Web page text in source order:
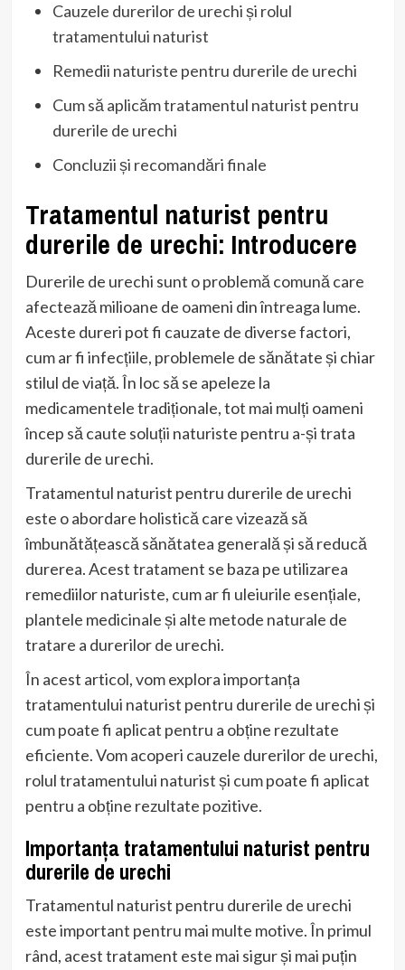
Cauzele durerilor de urechi și rolul
tratamentului naturist
Remedii naturiste pentru durerile de urechi
Cum să aplicăm tratamentul naturist pentru
durerile de urechi
Concluzii și recomandări finale
Tratamentul naturist pentru
durerile de urechi: Introducere
Durerile de urechi sunt o problemă comună care
afectează milioane de oameni din întreaga lume.
Aceste dureri pot fi cauzate de diverse factori,
cum ar fi infecțiile, problemele de sănătate și chiar
stilul de viață. În loc să se apeleze la
medicamentele tradiționale, tot mai mulți oameni
încep să caute soluții naturiste pentru a-și trata
durerile de urechi.
Tratamentul naturist pentru durerile de urechi
este o abordare holistică care vizează să
îmbunătățească sănătatea generală și să reducă
durerea. Acest tratament se baza pe utilizarea
remediilor naturiste, cum ar fi uleiurile esențiale,
plantele medicinale și alte metode naturale de
tratare a durerilor de urechi.
În acest articol, vom explora importanța
tratamentului naturist pentru durerile de urechi și
cum poate fi aplicat pentru a obține rezultate
eficiente. Vom acoperi cauzele durerilor de urechi,
rolul tratamentului naturist și cum poate fi aplicat
pentru a obține rezultate pozitive.
Importanța tratamentului naturist pentru
durerile de urechi
Tratamentul naturist pentru durerile de urechi
este important pentru mai multe motive. În primul
rând, acest tratament este mai sigur și mai puțin